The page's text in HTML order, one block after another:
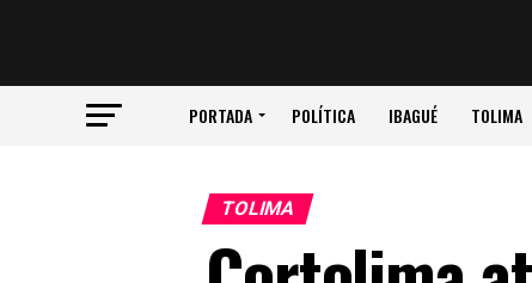
PORTADA POLÍTICA IBAGUÉ TOLIMA
TOLIMA